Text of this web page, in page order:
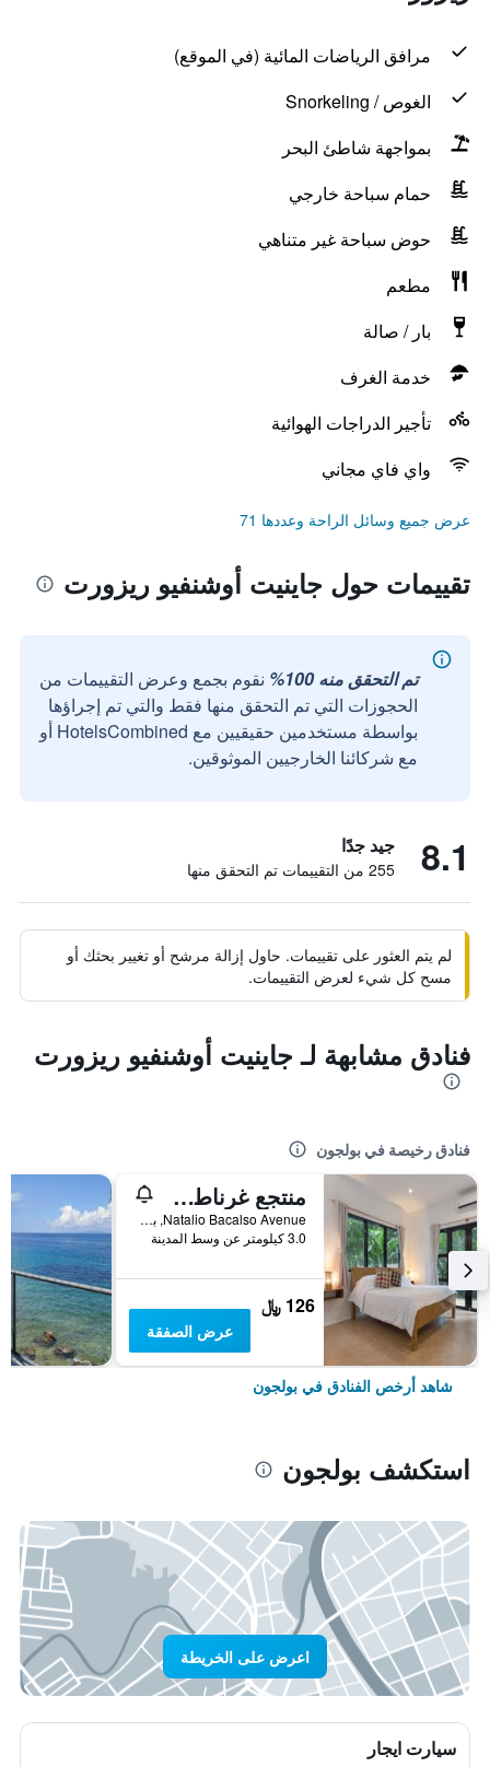
مرافق الرياضات المائية (في الموقع)
الغوص / Snorkeling
بمواجهة شاطئ البحر
حمام سباحة خارجي
حوض سباحة غير متناهي
مطعم
بار / صالة
خدمة الغرف
تأجير الدراجات الهوائية
واي فاي مجاني
عرض جميع وسائل الراحة وعددها 71
تقييمات حول جاينيت أوشنفيو ريزورت
تم التحقق منه 100%
نقوم بجمع وعرض التقييمات من
الحجوزات التي تم التحقق منها فقط والتي تم إجراؤها
بواسطة مستخدمين حقيقيين مع HotelsCombined أو
مع شركائنا الخارجيين الموثوقين.
8.1 جيد جدًا
255 من التقييمات تم التحقق منها
لم يتم العثور على تقييمات. حاول إزالة مرشح أو تغيير بحثك أو
مسح كل شيء لعرض التقييمات.
فنادق مشابهة لـ جاينيت أوشنفيو ريزورت
فنادق رخيصة في بولجون
منتجع غرناطة بيتش - للكبار فقط
Natalio Bacalso Avenue, بولجون, الفلبين
3.0 كيلومتر عن وسط المدينة
126 ﷼
عرض الصفقة
شاهد أرخص الفنادق في بولجون
استكشف بولجون
اعرض على الخريطة
سيارت ايجار